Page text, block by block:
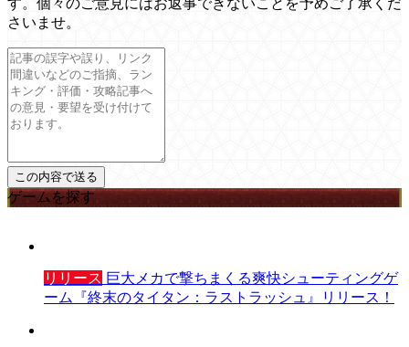
さいませ。
ゲームを探す
リリース 巨大メカで撃ちまくる爽快シューティングゲ
ーム『終末のタイタン：ラストラッシュ』リリース！